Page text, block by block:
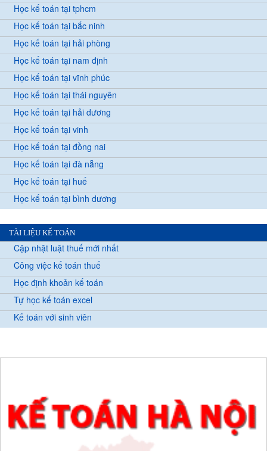
Học kế toán tại tphcm
Học kế toán tại bắc ninh
Học kế toán tại hải phòng
Học kế toán tại nam định
Học kế toán tại vĩnh phúc
Học kế toán tại thái nguyên
Học kế toán tại hải dương
Học kế toán tại vinh
Học kế toán tại đồng nai
Học kế toán tại đà nẵng
Học kế toán tại huế
Học kế toán tại bình dương
TÀI LIỆU KẾ TOÁN
Cập nhật luật thuế mới nhất
Công việc kế toán thuế
Học định khoản kế toán
Tự học kế toán excel
Kế toán với sinh viên